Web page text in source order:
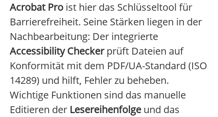
Acrobat Pro ist hier das Schlüsseltool für
Barrierefreiheit. Seine Stärken liegen in der
Nachbearbeitung: Der integrierte
Accessibility Checkerprüft Dateien auf
Konformität mit dem PDF/UA-Standard (ISO
14289) und hilft, Fehler zu beheben.
Wichtige Funktionen sind das manuelle
Editieren der Lesereihenfolge und das